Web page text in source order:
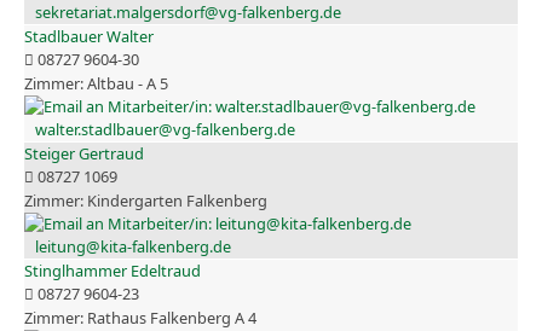
sekretariat.malgersdorf@vg-falkenberg.de
Stadlbauer Walter
08727 9604-30
Altbau - A 5
walter.stadlbauer@vg-falkenberg.de
Steiger Gertraud
08727 1069
Kindergarten Falkenberg
leitung@kita-falkenberg.de
Stinglhammer Edeltraud
08727 9604-23
Rathaus Falkenberg A 4